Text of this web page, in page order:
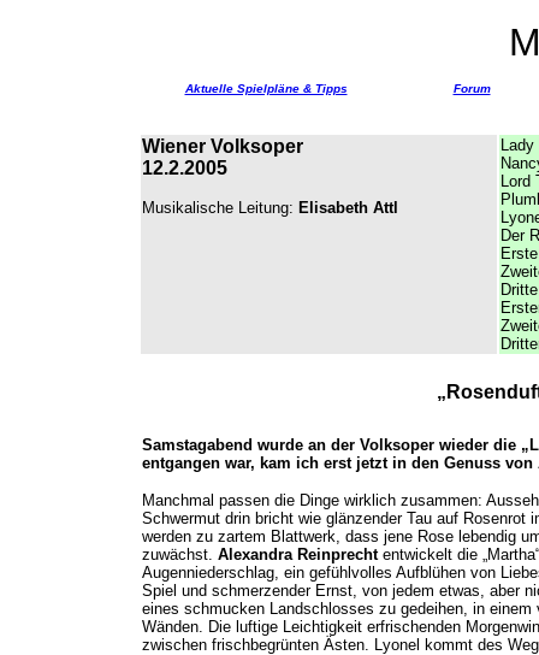
Aktuelle Spielpläne & Tipps Forum
Wiener Volksoper
12.2.2005
Musikalische Leitung: Elisabeth Attl
Lord
Der
Samstagabend wurde an der Volksoper wieder die
entgangen war, kam ich erst jetzt in den Genuss von
Manchmal passen die Dinge wirklich zusammen:
Schwermut drin bricht wie glänzender Tau auf
werden zu zartem Blattwerk, dass jene Rose lebendig
zuwächst. Alexandra Reinprechtentwickelt die
Augenniederschlag, ein gefühlvolles Aufblühen von
Spiel und schmerzender Ernst, von jedem etwas, aber
eines schmucken Landschlosses zu gedeihen, in
Wänden. Die luftige Leichtigkeit erfrischenden
zwischen frischbegrünten Ästen. Lyonel kommt des